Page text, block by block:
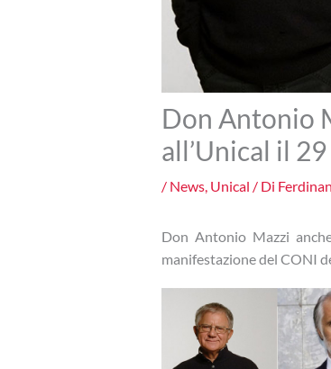
Don Antonio
all’Unical il
/ News, Unical / Di
Don Antonio Mazzi
manifestazione del CONI